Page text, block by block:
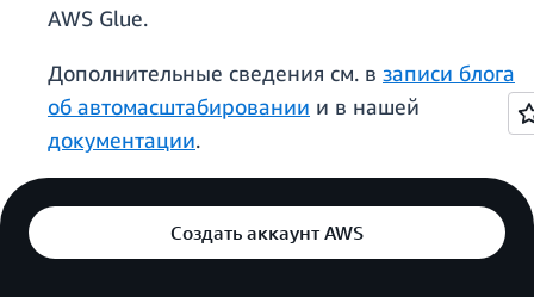
AWS Glue.
Дополнительные сведения см. в записи блога
об автомасштабировании и в нашей
документации.
Создать аккаунт AWS